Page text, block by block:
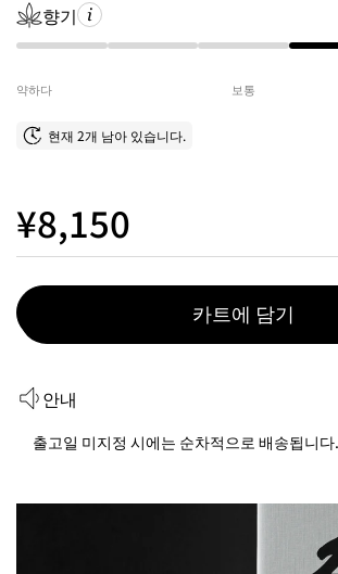
향기
약하다 보통
현재 2개 남아 있습니다.
¥8,150
카트에 담기
안내
출고일 미지정 시에는 순차적으로 배송됩니다.